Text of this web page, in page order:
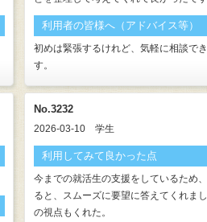
利用者の皆様へ（アドバイス等）
初めは緊張するけれど、気軽に相談で
す。
No.3232
2026-03-10 学生
利用してみて良かった点
今までの就活生の支援をしているため
ると、スムーズに要望に答えてくれま
の視点もくれた。